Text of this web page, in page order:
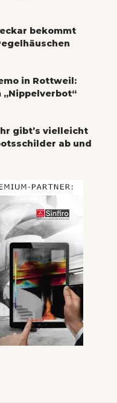
bekommt
in Rottweil:
gibt’s vielleicht
ab und